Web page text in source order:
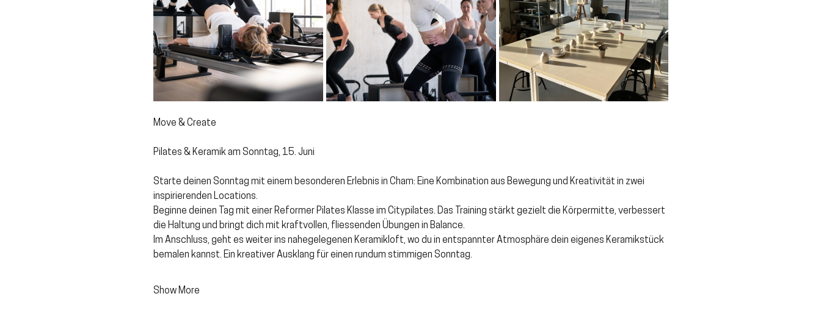
Move & Create
Pilates & Keramik am Sonntag, 15. Juni
Starte deinen Sonntag mit einem besonderen Erlebnis in Cham: Eine Kombination aus Bewegung und Kreativität in zwei
inspirierenden Locations.
Beginne deinen Tag mit einer Reformer Pilates Klasse im Citypilates. Das Training stärkt gezielt die Körpermitte, verbessert
die Haltung und bringt dich mit kraftvollen, fliessenden Übungen in Balance.
Im Anschluss, geht es weiter ins nahegelegenen Keramikloft, wo du in entspannter Atmosphäre dein eigenes Keramikstück
bemalen kannst. Ein kreativer Ausklang für einen rundum stimmigen Sonntag.
Show More